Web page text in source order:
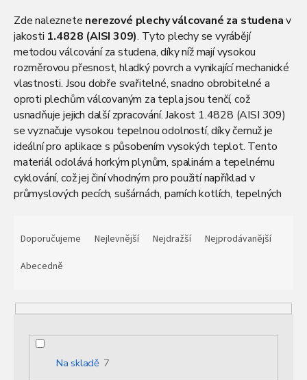
Zde naleznete nerezové plechy válcované za studenav
jakosti 1.4828 (AISI 309). Tyto plechy se vyrábějí
metodou válcování za studena, díky níž mají vysokou
rozměrovou přesnost, hladký povrch a vynikající mechanické
vlastnosti. Jsou dobře svařitelné, snadno obrobitelné a
oproti plechům válcovaným za tepla jsou tenčí, což
usnadňuje jejich další zpracování. Jakost 1.4828 (AISI 309)
se vyznačuje vysokou tepelnou odolností, díky čemuž je
ideální pro aplikace s působením vysokých teplot. Tento
materiál odolává horkým plynům, spalinám a tepelnému
cyklování, což jej činí vhodným pro použití například v
průmyslových pecích, sušárnách, parních kotlích, tepelných
komponentů, které vyžadují vysokou žáruvzdornost.
tabulích s povrchovou úpravou
dopravy po celé České republice.
p
Doporučujeme Nejlevnější Nejdražší
Nejprodávanější
Abecedně
Na skladě 7